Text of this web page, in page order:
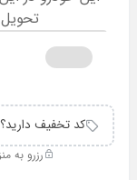
کد تخفیف دارید؟
رزرو به